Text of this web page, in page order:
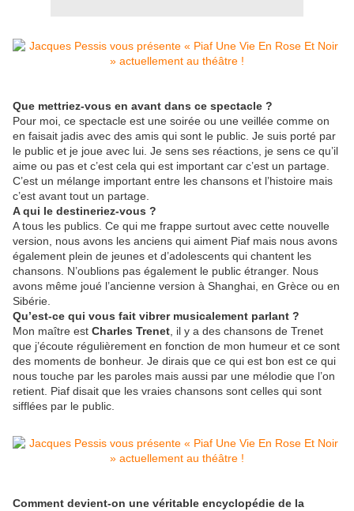
Que mettriez-vous en avant dans ce spectacle ?
Pour moi, ce spectacle est une soirée ou une veillée comme on
en faisait jadis avec des amis qui sont le public. Je suis porté par
le public et je joue avec lui. Je sens ses réactions, je sens ce qu’il
aime ou pas et c’est cela qui est important car c’est un partage.
C’est un mélange important entre les chansons et l’histoire mais
c’est avant tout un partage.
A qui le destineriez-vous ?
A tous les publics. Ce qui me frappe surtout avec cette nouvelle
version, nous avons les anciens qui aiment Piaf mais nous avons
également plein de jeunes et d’adolescents qui chantent les
chansons. N’oublions pas également le public étranger. Nous
avons même joué l’ancienne version à Shanghai, en Grèce ou en
Sibérie.
Qu’est-ce qui vous fait vibrer musicalement parlant ?
Mon maître est Charles Trenet , il y a des chansons de Trenet
que j’écoute régulièrement en fonction de mon humeur et ce sont
des moments de bonheur. Je dirais que ce qui est bon est ce qui
nous touche par les paroles mais aussi par une mélodie que l’on
retient. Piaf disait que les vraies chansons sont celles qui sont
sifflées par le public.
Comment devient-on une véritable encyclopédie de la